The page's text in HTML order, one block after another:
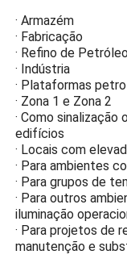
antiestática e
impacto.
Design de
energia
· Armazém
· Fabricação
· Refino de Petróleo
· Indústria
· Plataformas
· Zona 1 e Zona 2
· Como
edifícios
· Locais com
· Para ambientes
· Para grupos de
· Para outros
iluminação
· Para projetos de
manutenção e